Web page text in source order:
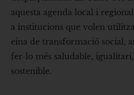
aquesta agenda local i
a institucions que volen
eina de transformació social,
fer-lo més saludable,
sostenible.